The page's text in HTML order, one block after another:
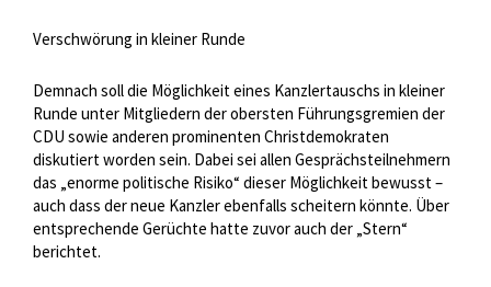
Verschwörung in kleiner Runde
Demnach soll die Möglichkeit eines Kanzlertauschs in kleiner
Runde unter Mitgliedern der obersten Führungsgremien der
CDU sowie anderen prominenten Christdemokraten
diskutiert worden sein. Dabei sei allen Gesprächsteilnehmern
das „enorme politische Risiko“ dieser Möglichkeit bewusst –
auch dass der neue Kanzler ebenfalls scheitern könnte. Über
entsprechende Gerüchte hatte zuvor auch der „Stern“
berichtet.